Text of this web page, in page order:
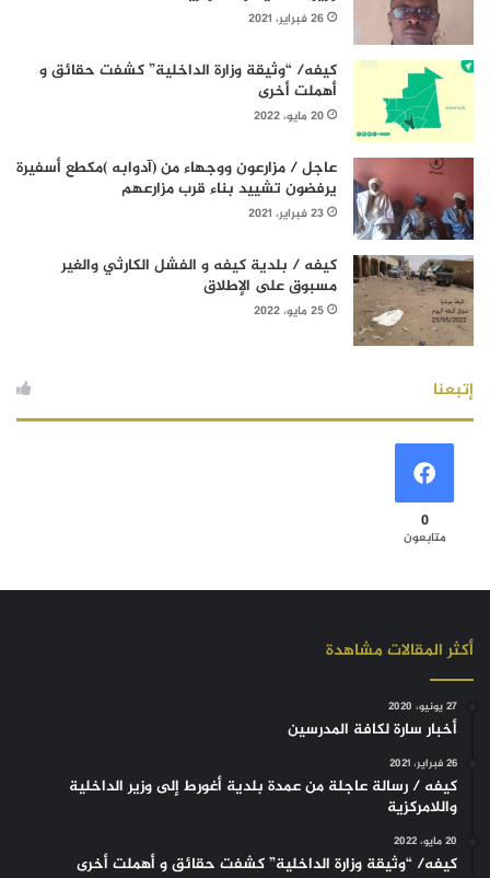
26 فبراير، 2021
كيفه/ “وثيقة وزارة الداخلية” كشفت حقائق و
أهملت أخرى
20 مايو، 2022
عاجل / مزارعون ووجهاء من (آدوابه )مكطع أسفيرة
يرفضون تشييد بناء قرب مزارعهم
23 فبراير، 2021
كيفه / بلدية كيفه و الفشل الكارثي والغير
مسبوق على الإطلاق
25 مايو، 2022
إتبعنا
0
متابعون
أكثر المقالات مشاهدة
27 يونيو، 2020
أخبار سارة لكافة المدرسين
26 فبراير، 2021
كيفه / رسالة عاجلة من عمدة بلدية أغورط إلى وزير الداخلية
واللامركزية
20 مايو، 2022
كيفه/ “وثيقة وزارة الداخلية” كشفت حقائق و أهملت أخرى